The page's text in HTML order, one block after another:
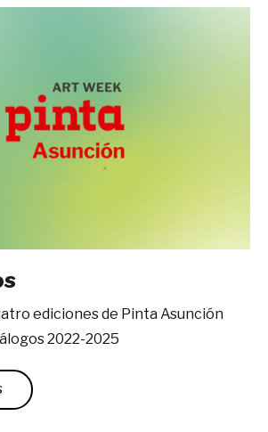
ediciones de Pinta Asunción
2022-2025